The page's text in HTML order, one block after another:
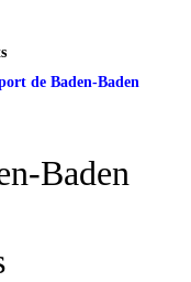
de Baden-Baden
Baden